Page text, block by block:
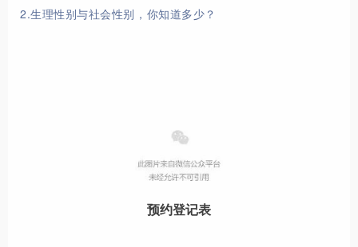
2.生理性别与社会性别，你知道多少？
预约登记表